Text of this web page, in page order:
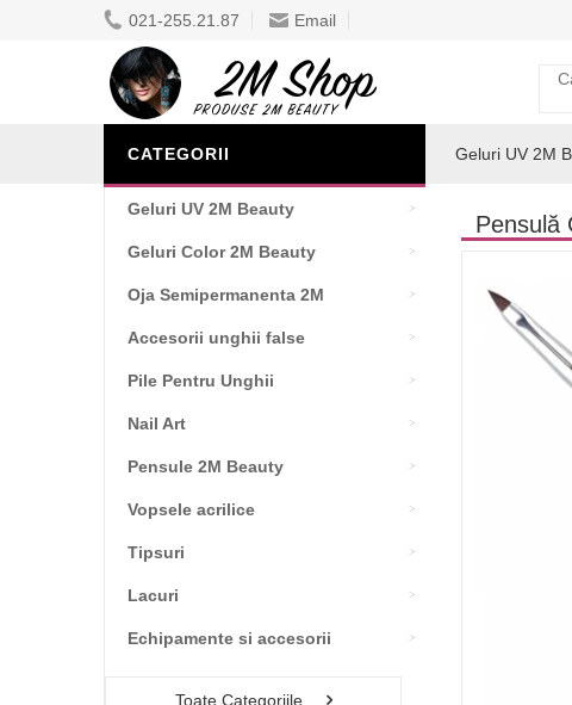
021-255.21.87 Email
CATEGORII
Geluri UV 2M Beauty
Geluri Color 2M Beauty
Oja Semipermanenta 2M
Accesorii unghii false
Pile Pentru Unghii
Nail Art
Pensule 2M Beauty
Vopsele acrilice
Tipsuri
Lacuri
Echipamente si accesorii
Toate Categoriile
Geluri UV 2M
Pensulă